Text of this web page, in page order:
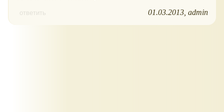
ответить 01.03.2013 admin